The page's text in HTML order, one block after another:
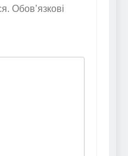
Обов’язкові